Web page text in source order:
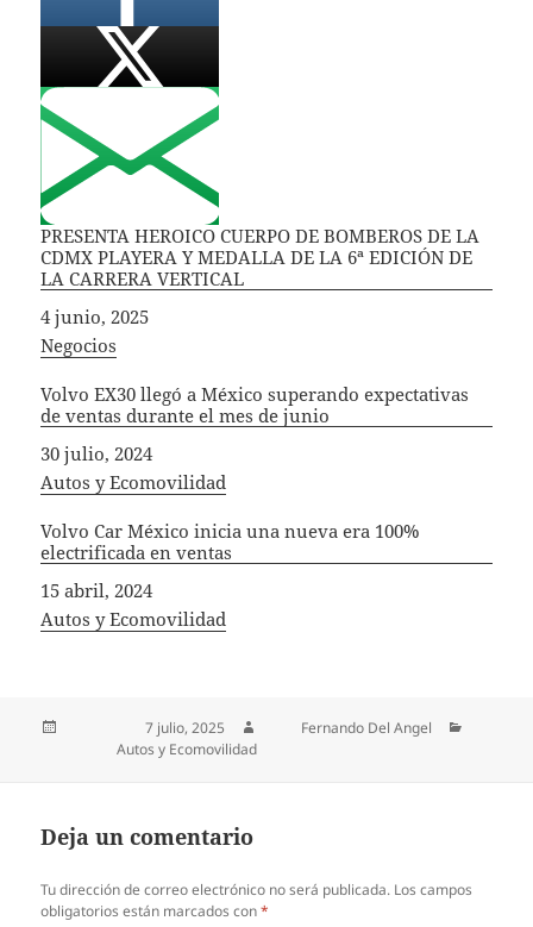
PRESENTA HEROICO CUERPO DE BOMBEROS DE LA
CDMX PLAYERA Y MEDALLA DE LA 6ª EDICIÓN DE
LA CARRERA VERTICAL
Fecha
4 junio, 2025
In relation to
Negocios
Volvo EX30 llegó a México superando expectativas
de ventas durante el mes de junio
Fecha
30 julio, 2024
In relation to
Autos y Ecomovilidad
Volvo Car México inicia una nueva era 100%
electrificada en ventas
Fecha
15 abril, 2024
In relation to
Autos y Ecomovilidad
Publicado el7 julio, 2025
Fernando Del Angel
CategoríasAutos y Ecomovilidad
Deja un comentario
Tu dirección de correo electrónico no será publicada. Los campos
obligatorios están marcados con*